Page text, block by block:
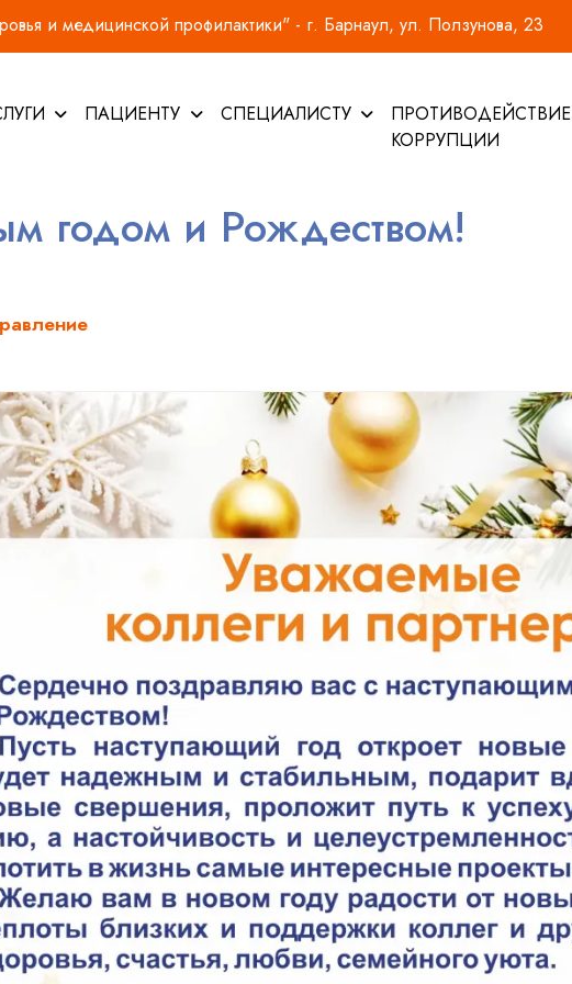
и медицинской профилактики" - г. Барнаул, ул. Ползунова, 23
ПАЦИЕНТУ СПЕЦИАЛИСТУ
ПРОТИВОДЕЙСТВИЕ
КОРРУПЦИИ
годом и Рождеством!